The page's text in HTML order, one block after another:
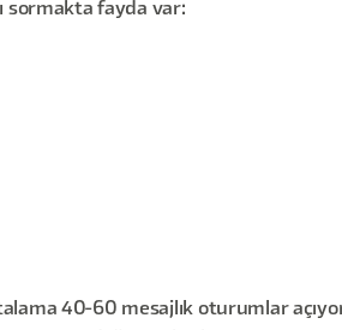
sormakta fayda var:
40-60 mesajlık oturumlar